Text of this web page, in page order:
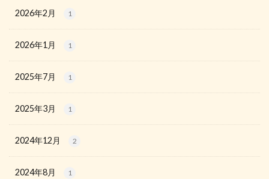
2026年2月 1
2026年1月 1
2025年7月 1
2025年3月 1
2024年12月 2
2024年8月 1